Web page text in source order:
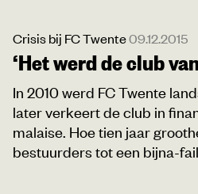
Crisis bij FC Twente09.12.2015
‘Het werd de club
In 2010 werd FC Twente
later verkeert de club in
malaise. Hoe tien jaar
bestuurders tot een bijna-